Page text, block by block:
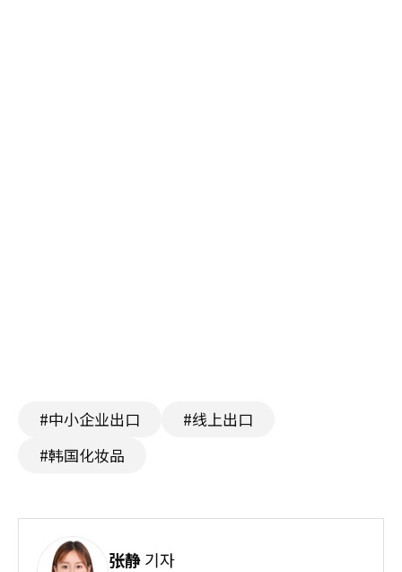
#中小企业出口
#线上出口
#韩国化妆品
张静기자